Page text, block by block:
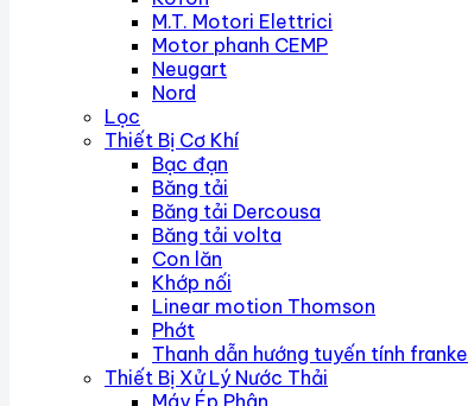
M.T. Motori Elettrici
Motor phanh CEMP
Neugart
Nord
Lọc
Thiết Bị Cơ Khí
Bạc đạn
Băng tải
Băng tải Dercousa
Băng tải volta
Con lăn
Khớp nối
Linear motion Thomson
Phớt
Thanh dẫn hướng tuyến tính franke
Thiết Bị Xử Lý Nước Thải
Máy Ép Phân